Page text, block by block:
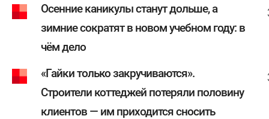
Осенние каникулы станут дольше, а
зимние сократят в новом учебном году: в
чём дело
«Гайки только закручиваются».
Строители коттеджей потеряли половину
клиентов — им приходится сносить